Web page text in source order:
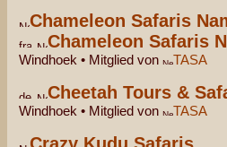
Chameleon Safaris
Chameleon Safaris
Windhoek • Mitglied von TASA
Cheetah Tours &
Windhoek • Mitglied von TASA